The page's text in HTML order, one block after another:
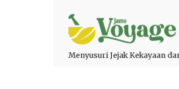
Menyusuri Jejak Kekayaan